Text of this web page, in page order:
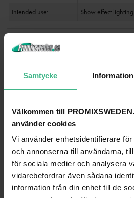
Samtycke Information
Välkommen till
använder cookies
Vi använder enhetsidentifierare
och annonserna till användarna,
för sociala medier och analysera
vidarebefordrar även sådana
information från din enhet till de
Intended use:
Show effect lighting
ANDRA